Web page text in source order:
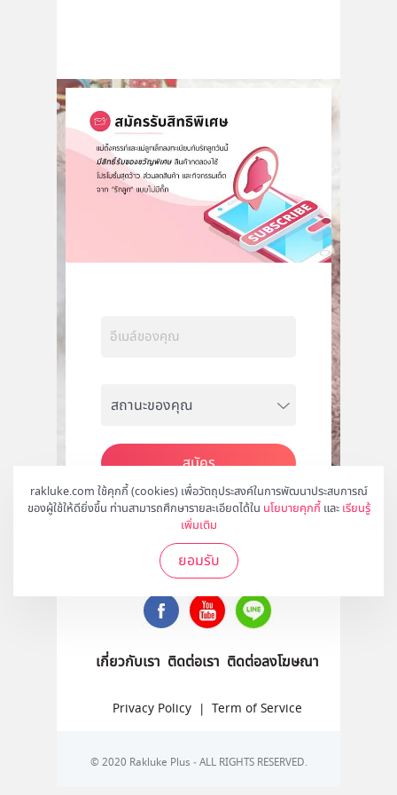
rakluke.com ใช้คุกกี้ (cookies) เพื่อวัตถุประสงค์ในการพัฒนาประสบการณ์
ของผู้ใช้ให้ดียิ่งขึ้น ท่านสามารถศึกษารายละเอียดได้ใน นโยบายคุกกี้ และ เรียนรู้
เพิ่มเติม
ยอมรับ
สมัคร
ติดตามเราได้ที่
เกี่ยวกับเรา ติดต่อเรา ติดต่อลงโฆษณา
Privacy Policy | Term of Service
© 2020 Rakluke Plus - ALL RIGHTS RESERVED.